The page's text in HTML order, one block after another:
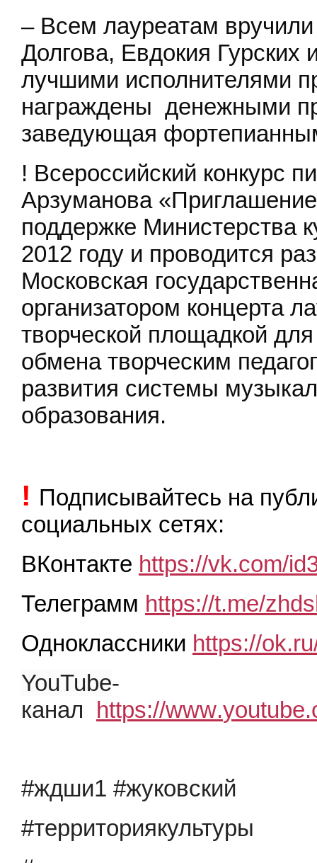
– Всем лауреатам
Долгова, Евдокия
лучшими исполнителями
награждены денежными
заведующая
! Всероссийский конкурс
Арзуманова
поддержке Министерства
2012 году и проводится
Московская
организатором концерта
творческой площадкой
обмена творческим
развития системы
образования.
! Подписывайтесь на
социальных сетях:
ВКонтакте https://vk.com/
Телеграмм https://t.me/
Одноклассники https://
YouTube-
канал https://www.youtube.
#ждши1 #жуковский
#территориякультуры